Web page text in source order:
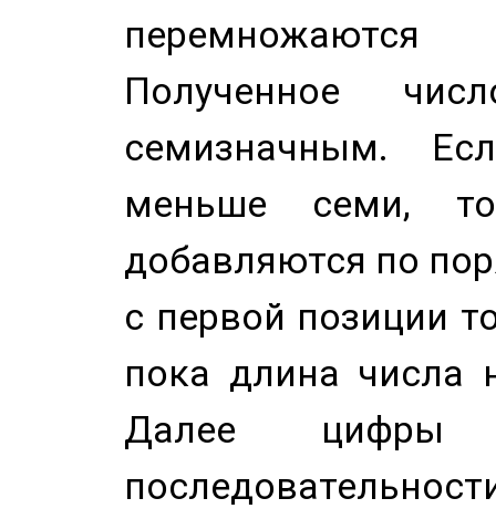
Полученное
семизначным.
меньше семи,
добавляются по
с первой позиции
пока длина числа
Далее цифры